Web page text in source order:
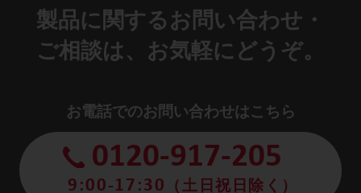
製品に関するお問い合わせ・
ご相談は、お気軽にどうぞ。
お電話でのお問い合わせはこちら
0120-917-205
9:00-17:30 （土日祝日除く）